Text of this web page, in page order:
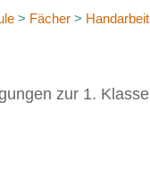
> Fächer > Handarbeit
zur 1. Klasse